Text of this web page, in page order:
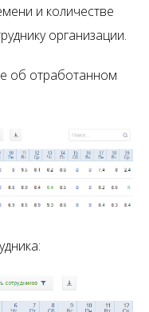
и количестве
организации.
об отработанном